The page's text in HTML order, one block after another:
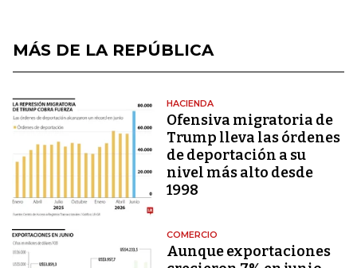
MÁS DE LA REPÚBLICA
HACIENDA
Ofensiva migratoria de
Trump lleva las órdenes
de deportación a su
nivel más alto desde
1998
COMERCIO
Aunque exportaciones